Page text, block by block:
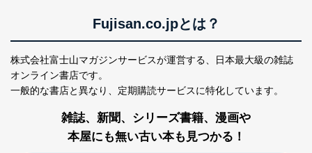
Fujisan.co.jpとは？
株式会社富士山マガジンサービスが運営する、
日本最大級の雑誌
オンライン書店です。
一般的な書店と異なり、 定期購読サービスに特化しています。
雑誌、新聞、シリーズ書籍、漫画や
本屋にも無い古い本も見つかる！